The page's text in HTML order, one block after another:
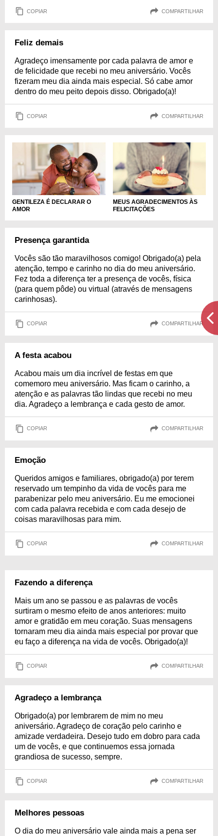
COPIAR COMPARTILHAR
Feliz demais
Agradeço imensamente por cada palavra de amor e
de felicidade que recebi no meu aniversário. Vocês
fizeram meu dia ainda mais especial. Só cabe amor
dentro do meu peito depois disso. Obrigado(a)!
COPIAR COMPARTILHAR
GENTILEZA É DECLARAR O
AMOR
MEUS AGRADECIMENTOS ÀS
FELICITAÇÕES
Presença garantida
Vocês são tão maravilhosos comigo! Obrigado(a) pela
atenção, tempo e carinho no dia do meu aniversário.
Fez toda a diferença ter a presença de vocês, física
(para quem pôde) ou virtual (através de mensagens
carinhosas).
COPIAR COMPARTILHAR
A festa acabou
Acabou mais um dia incrível de festas em que
comemoro meu aniversário. Mas ficam o carinho, a
atenção e as palavras tão lindas que recebi no meu
dia. Agradeço a lembrança e cada gesto de amor.
COPIAR COMPARTILHAR
Emoção
Queridos amigos e familiares, obrigado(a) por terem
reservado um tempinho da vida de vocês para me
parabenizar pelo meu aniversário. Eu me emocionei
com cada palavra recebida e com cada desejo de
coisas maravilhosas para mim.
COPIAR COMPARTILHAR
Fazendo a diferença
Mais um ano se passou e as palavras de vocês
surtiram o mesmo efeito de anos anteriores: muito
amor e gratidão em meu coração. Suas mensagens
tornaram meu dia ainda mais especial por provar que
eu faço a diferença na vida de vocês. Obrigado(a)!
COPIAR COMPARTILHAR
Agradeço a lembrança
Obrigado(a) por lembrarem de mim no meu
aniversário. Agradeço de coração pelo carinho e
amizade verdadeira. Desejo tudo em dobro para cada
um de vocês, e que continuemos essa jornada
grandiosa de sucesso, sempre.
COPIAR COMPARTILHAR
Melhores pessoas
O dia do meu aniversário vale ainda mais a pena ser